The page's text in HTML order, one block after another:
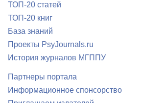
ТОП-20 статей
ТОП-20 книг
База знаний
Проекты PsyJournals.ru
История журналов МГППУ
Партнеры портала
Информационное спонсорство